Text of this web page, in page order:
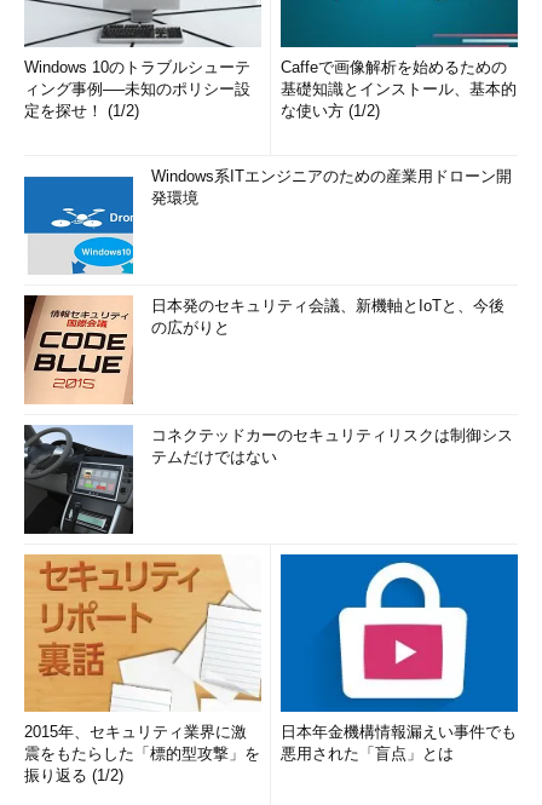
Windows 10のトラブルシューテ
ィング事例──未知のポリシー設
定を探せ！ (1/2)
Caffeで画像解析を始めるための
基礎知識とインストール、基本的
な使い方 (1/2)
Windows系ITエンジニアのための産業用ドローン開
発環境
日本発のセキュリティ会議、新機軸とIoTと、今後
の広がりと
コネクテッドカーのセキュリティリスクは制御シス
テムだけではない
2015年、セキュリティ業界に激
震をもたらした「標的型攻撃」を
振り返る (1/2)
日本年金機構情報漏えい事件でも
悪用された「盲点」とは